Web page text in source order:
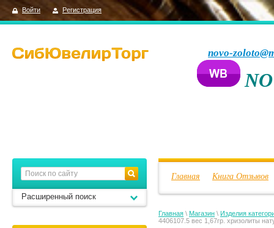
Войти Регистрация
novo-
Главная Книга Отзывов
Главная \ Магазин \ Изделия
4406107.5 вес 1,67гр. хризолиты
Расширенный поиск